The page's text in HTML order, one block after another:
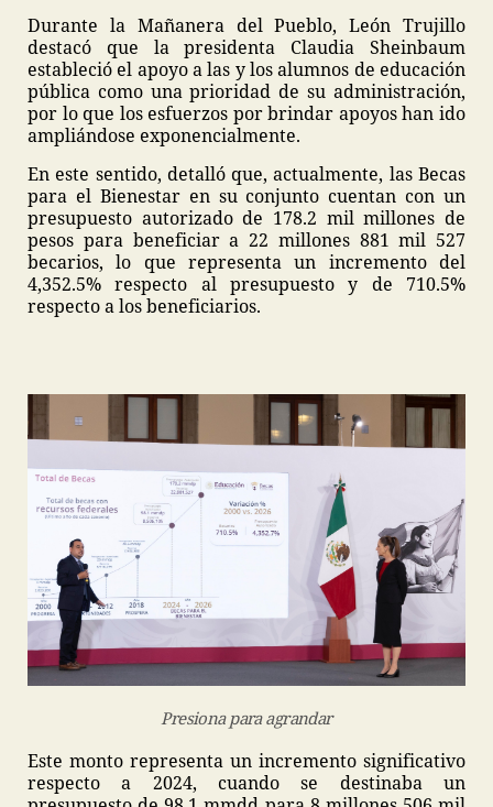
Durante la Mañanera del Pueblo, León Trujillo
destacó que la presidenta Claudia Sheinbaum
estableció el apoyo a las y los alumnos de educación
pública como una prioridad de su administración,
por lo que los esfuerzos por brindar apoyos han ido
ampliándose exponencialmente.
En este sentido, detalló que, actualmente, las Becas
para el Bienestar en su conjunto cuentan con un
presupuesto autorizado de 178.2 mil millones de
pesos para beneficiar a 22 millones 881 mil 527
becarios, lo que representa un incremento del
4,352.5% respecto al presupuesto y de 710.5%
respecto a los beneficiarios.
Presiona para agrandar
Este monto representa un incremento significativo
respecto a 2024, cuando se destinaba un